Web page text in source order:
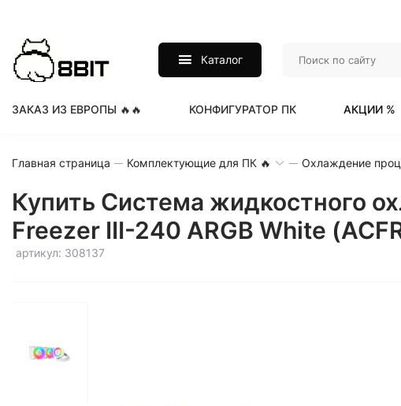
Каталог
ЗАКАЗ ИЗ ЕВРОПЫ 🔥🔥 КОНФИГУРАТОР ПК АКЦИИ %
Главная страница Комплектующие для ПК 🔥 Охлаждение
Купить Система жидкостного
Freezer III-240 ARGB White
артикул: 308137